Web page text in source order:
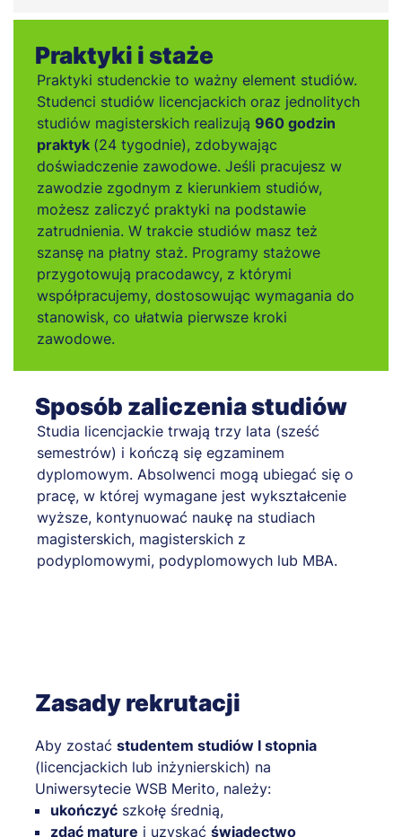
Praktyki i staże
Praktyki studenckie to ważny element studiów.
Studenci studiów licencjackich oraz jednolitych
studiów magisterskich realizują 960 godzin
praktyk (24 tygodnie), zdobywając
doświadczenie zawodowe. Jeśli pracujesz w
zawodzie zgodnym z kierunkiem studiów,
możesz zaliczyć praktyki na podstawie
zatrudnienia. W trakcie studiów masz też
szansę na płatny staż. Programy stażowe
przygotowują pracodawcy, z którymi
współpracujemy, dostosowując wymagania do
stanowisk, co ułatwia pierwsze kroki
zawodowe.
Sposób zaliczenia studiów
Studia licencjackie trwają trzy lata (sześć
semestrów) i kończą się egzaminem
dyplomowym. Absolwenci mogą ubiegać się o
pracę, w której wymagane jest wykształcenie
wyższe, kontynuować naukę na studiach
magisterskich, magisterskich z
podyplomowymi, podyplomowych lub MBA.
Zasady rekrutacji
Aby zostać studentem studiów I stopnia
(licencjackich lub inżynierskich) na
Uniwersytecie WSB Merito, należy:
ukończyć szkołę średnią,
zdać maturę i uzyskać świadectwo